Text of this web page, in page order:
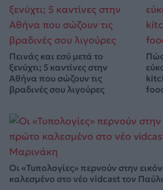
Πεινάς και εσύ μετά το
ξενύχτι; 5 καντίνες στην
Αθήνα που σώζουν τις
βραδινές σου λιγούρες
Πώς
Οι «Τυπολογίες» περνούν στην
καλεσμένο στο νέο vidcast τον